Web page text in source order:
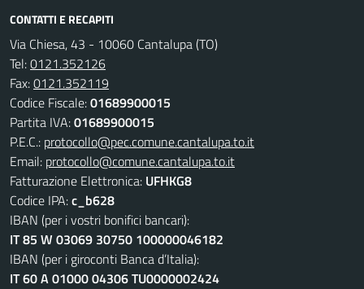
CONTATTI E RECAPITI
Via Chiesa, 43 - 10060 Cantalupa (TO)
Tel:0121.352126
Fax:0121.352119
Codice Fiscale:01689900015
Partita IVA:01689900015
P.E.C.: protocollo@pec.comune.cantalupa.to.it
Email: protocollo@comune.cantalupa.to.it
Fatturazione Elettronica: UFHKG8
Codice IPA:c_b628
IBAN (per i vostri bonifici bancari):
IT 85 W 03069 30750 100000046182
IBAN (per i giroconti Banca d’Italia):
IT 60 A 01000 04306 TU0000002424